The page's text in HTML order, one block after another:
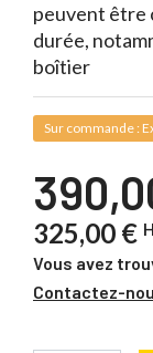
peuvent être
durée,
boîtier
Sur commande :
325,00 €
Vous avez
Contactez-